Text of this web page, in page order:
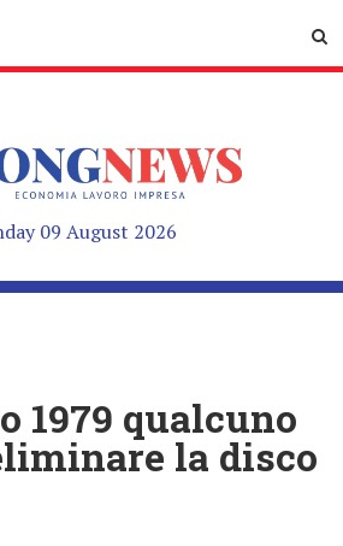
09 August 2026
1979 qualcuno
la disco